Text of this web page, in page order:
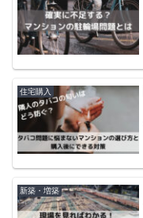
住宅購入
新築・増築